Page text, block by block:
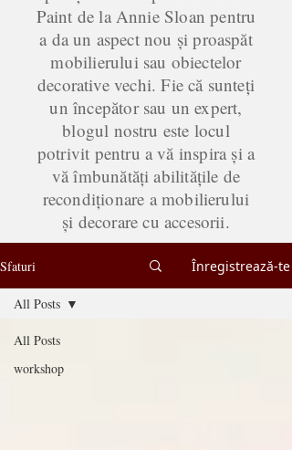
Paint de la Annie Sloan pentru
a da un aspect nou și proaspăt
mobilierului sau obiectelor
decorative vechi. Fie că sunteți
un începător sau un expert,
blogul nostru este locul
potrivit pentru a vă inspira și a
vă îmbunătăți abilitățile de
recondiționare a mobilierului
și decorare cu accesorii.
Sfaturi Înregistrează-te
All Posts
workshop
All Posts